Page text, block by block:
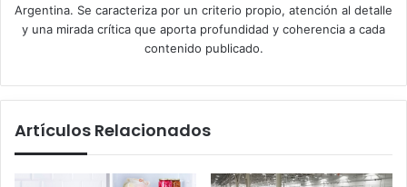
Argentina. Se caracteriza por un criterio propio, atención al detalle
y una mirada crítica que aporta profundidad y coherencia a cada
contenido publicado.
Artículos Relacionados